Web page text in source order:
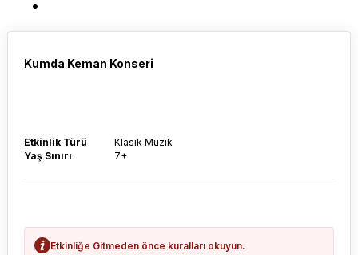
Kumda Keman Konseri
Etkinlik Türü
Klasik Müzik
Yaş Sınırı
7+
Etkinliğe Gitmeden önce kuralları okuyun.